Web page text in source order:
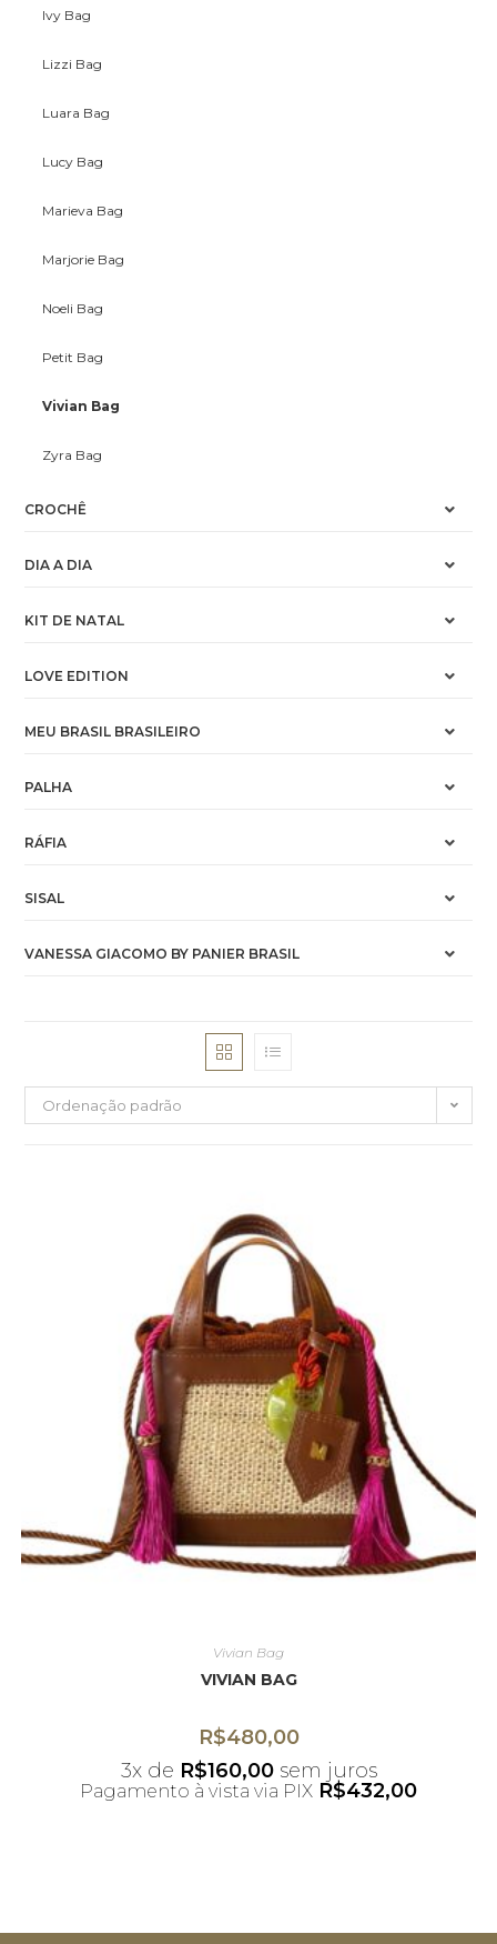
Ivy Bag
Lizzi Bag
Luara Bag
Lucy Bag
Marieva Bag
Marjorie Bag
Noeli Bag
Petit Bag
Vivian Bag
Zyra Bag
CROCHÊ
DIA A DIA
KIT DE NATAL
LOVE EDITION
MEU BRASIL BRASILEIRO
PALHA
RÁFIA
SISAL
VANESSA GIACOMO BY PANIER BRASIL
Ordenação padrão
Vivian Bag
VIVIAN BAG
R$480,00
3x de R$160,00 sem juros
Pagamento à vista via PIX R$432,00